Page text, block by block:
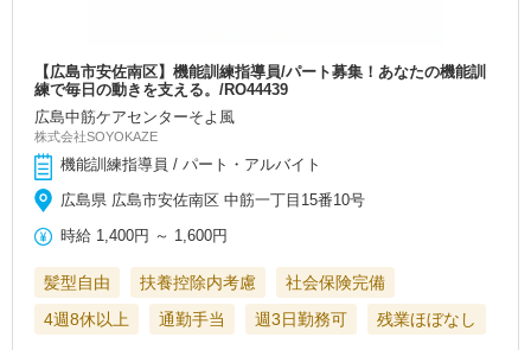
【広島市安佐南区】機能訓練指導員/パート募集！あなたの機能訓
練で毎日の動きを支える。/RO44439
広島中筋ケアセンターそよ風
株式会社SOYOKAZE
機能訓練指導員 / パート・アルバイト
広島県 広島市安佐南区 中筋一丁目15番10号
時給 1,400円 ～ 1,600円
髪型自由 扶養控除内考慮
社会保険完備
4週8休以上
通勤手当 週3日勤務可 残業ほぼなし